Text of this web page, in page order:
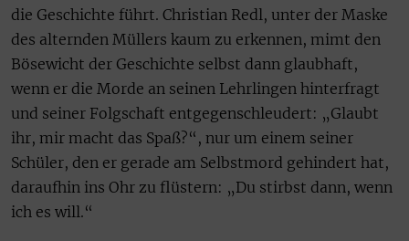
die Geschichte führt. Christian Redl, unter der Maske
des alternden Müllers kaum zu erkennen, mimt den
Bösewicht der Geschichte selbst dann glaubhaft,
wenn er die Morde an seinen Lehrlingen hinterfragt
und seiner Folgschaft entgegenschleudert: „Glaubt
ihr, mir macht das Spaß?“, nur um einem seiner
Schüler, den er gerade am Selbstmord gehindert hat,
daraufhin ins Ohr zu flüstern: „Du stirbst dann, wenn
ich es will.“